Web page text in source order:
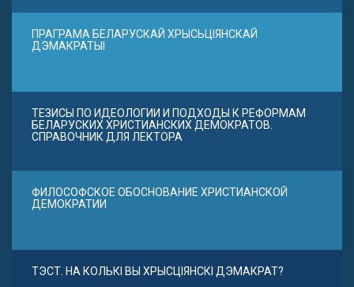
ПРАГРАМА БЕЛАРУСКАЙ ХРЫСЬЦІЯНСКАЙ
ДЭМАКРАТЫІ
ТЕЗИСЫ ПО ИДЕОЛОГИИ И ПОДХОДЫ К РЕФОРМАМ
БЕЛАРУСКИХ ХРИСТИАНСКИХ ДЕМОКРАТОВ.
СПРАВОЧНИК ДЛЯ ЛЕКТОРА
ФИЛОСОФСКОЕ ОБОСНОВАНИЕ ХРИСТИАНСКОЙ
ДЕМОКРАТИИ
ТЭСТ. НА КОЛЬКІ ВЫ ХРЫСЦІЯНСКІ ДЭМАКРАТ?